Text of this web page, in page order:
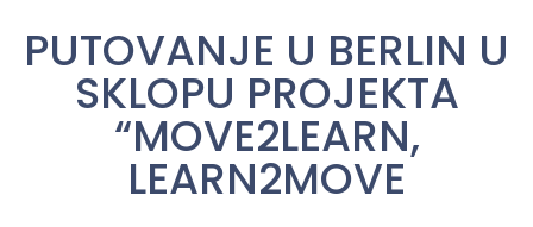
PUTOVANJE U BERLIN U
SKLOPU PROJEKTA
“MOVE2LEARN,
LEARN2MOVE